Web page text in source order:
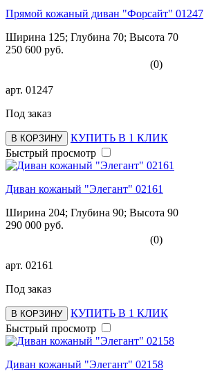
Прямой кожаный диван "Форсайт" 01247
Ширина 125; Глубина 70; Высота 70
250 600 руб.
(0)
арт. 01247
Под заказ
В КОРЗИНУ
КУПИТЬ В 1 КЛИК
Быстрый просмотр
Диван кожаный "Элегант" 02161
Ширина 204; Глубина 90; Высота 90
290 000 руб.
(0)
арт. 02161
Под заказ
В КОРЗИНУ
КУПИТЬ В 1 КЛИК
Быстрый просмотр
Диван кожаный "Элегант" 02158